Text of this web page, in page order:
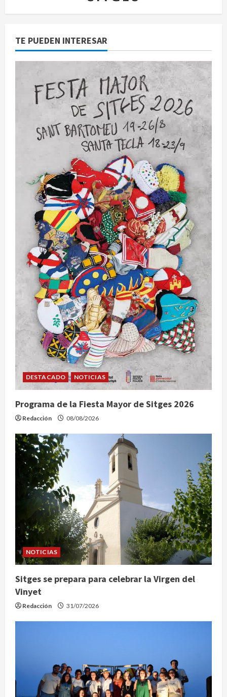
TE PUEDEN INTERESAR
DESTACADO NOTICIAS
Programa de la Fiesta Mayor de Sitges 2026
Redacción 08/08/2026
NOTICIAS
Sitges se prepara para celebrar la Virgen del
Vinyet
Redacción 31/07/2026